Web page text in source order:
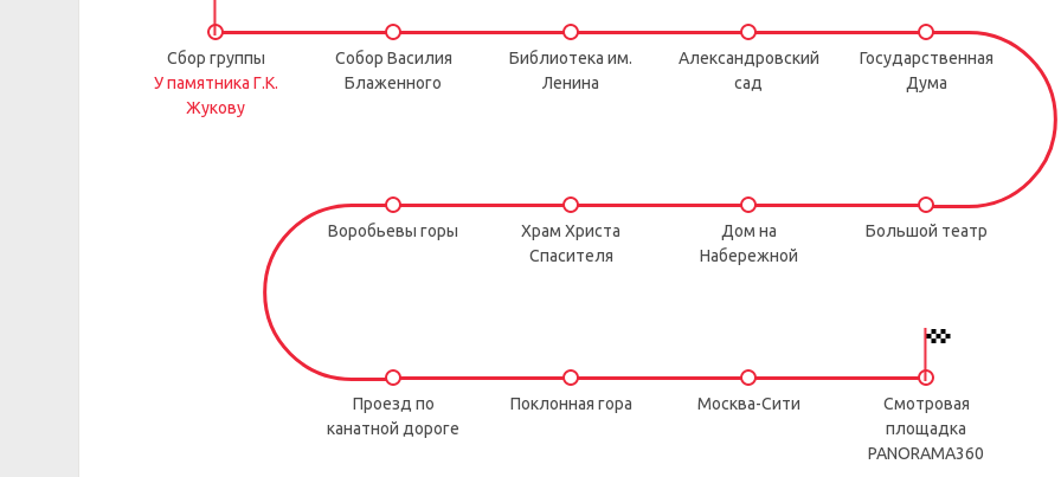
Сбор группы
У памятника Г.К.
Жукову
Собор Василия
Блаженного
Библиотека им.
Ленина
Александровский
сад
Государственная
Дума
Большой театр
Дом на
Набережной
Храм Христа
Спасителя
Воробьевы горы
Проезд по
канатной дороге
Поклонная гора Москва-Сити
Смотровая
площадка
PANORAMA360